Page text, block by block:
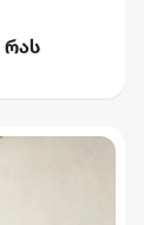
რას